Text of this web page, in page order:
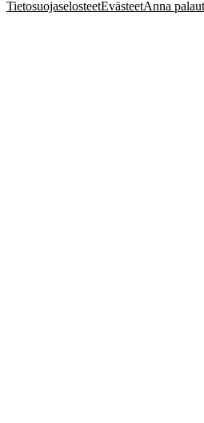
TietosuojaselosteetEvästeetAnna